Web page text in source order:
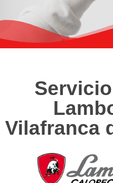
Vilafranca